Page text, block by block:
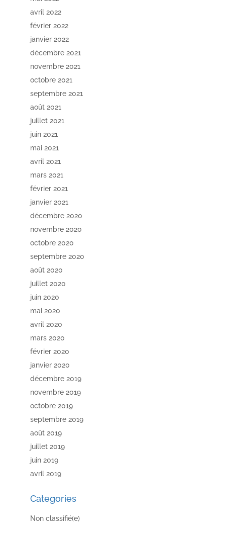
avril 2022
février 2022
janvier 2022
décembre 2021
novembre 2021
octobre 2021
septembre 2021
août 2021
juillet 2021
juin 2021
mai 2021
avril 2021
mars 2021
février 2021
janvier 2021
décembre 2020
novembre 2020
octobre 2020
septembre 2020
août 2020
juillet 2020
juin 2020
mai 2020
avril 2020
mars 2020
février 2020
janvier 2020
décembre 2019
novembre 2019
octobre 2019
septembre 2019
août 2019
juillet 2019
juin 2019
avril 2019
Categories
Non classifié(e)